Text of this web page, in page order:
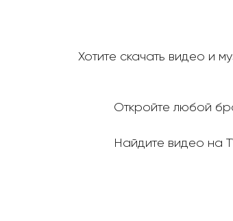
Хотите скачать видео и
Откройте любой
Найдите видео на